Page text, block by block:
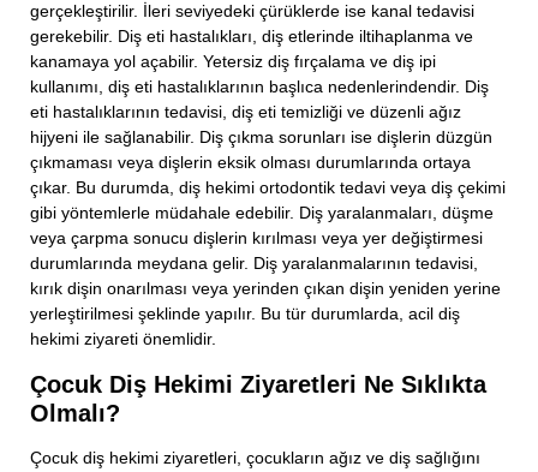
gerçekleştirilir. İleri seviyedeki çürüklerde ise kanal tedavisi
gerekebilir. Diş eti hastalıkları, diş etlerinde iltihaplanma ve
kanamaya yol açabilir. Yetersiz diş fırçalama ve diş ipi
kullanımı, diş eti hastalıklarının başlıca nedenlerindendir. Diş
eti hastalıklarının tedavisi, diş eti temizliği ve düzenli ağız
hijyeni ile sağlanabilir. Diş çıkma sorunları ise dişlerin düzgün
çıkmaması veya dişlerin eksik olması durumlarında ortaya
çıkar. Bu durumda, diş hekimi ortodontik tedavi veya diş çekimi
gibi yöntemlerle müdahale edebilir. Diş yaralanmaları, düşme
veya çarpma sonucu dişlerin kırılması veya yer değiştirmesi
durumlarında meydana gelir. Diş yaralanmalarının tedavisi,
kırık dişin onarılması veya yerinden çıkan dişin yeniden yerine
yerleştirilmesi şeklinde yapılır. Bu tür durumlarda, acil diş
hekimi ziyareti önemlidir.
Çocuk Diş Hekimi Ziyaretleri Ne Sıklıkta
Olmalı?
Çocuk diş hekimi ziyaretleri, çocukların ağız ve diş sağlığını